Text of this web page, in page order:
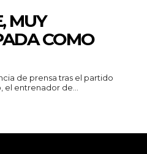
MUY
COMO
de prensa tras el partido
el entrenador de...